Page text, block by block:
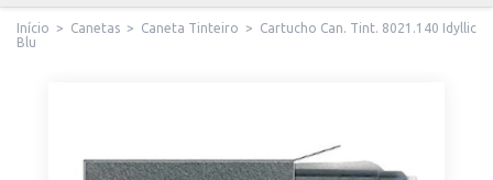
Início > Canetas > Caneta Tinteiro >
Cartucho Can. Tint. 8021.140 Idyllic
Blu